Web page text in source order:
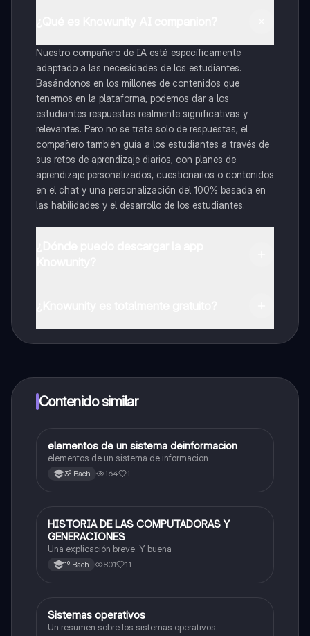
Nuestro compañero de IA está específicamente
adaptado a las necesidades de los estudiantes.
Basándonos en los millones de contenidos que
tenemos en la plataforma, podemos dar a los
estudiantes respuestas realmente significativas y
relevantes. Pero no se trata solo de respuestas, el
compañero también guía a los estudiantes a través de
sus retos de aprendizaje diarios, con planes de
aprendizaje personalizados, cuestionarios o contenidos
en el chat y una personalización del 100% basada en
las habilidades y el desarrollo de los estudiantes.
a determinadas funciones.
Contenido similar
Tecnología de la información y comunicación
elementos de un sistema deinformacion
elementos de un sistema de informacion
3º Bach 164 1
Informática
HISTORIA DE LAS COMPUTADORAS Y
GENERACIONES
Una explicación breve. Y buena
1º Bach 801 11
Informática
Sistemas operativos
Un resumen sobre los sistemas operativos.